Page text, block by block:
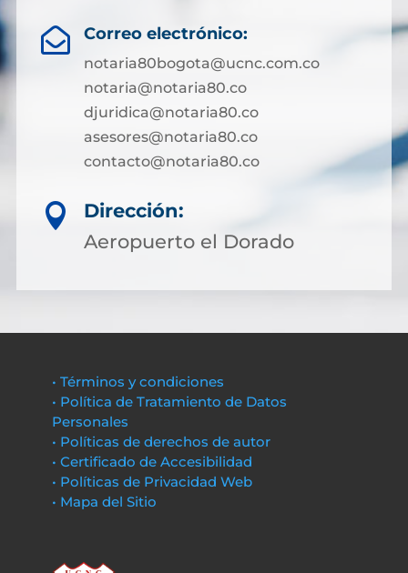
 Correo electrónico:
notaria80bogota@ucnc.com.co
notaria@notaria80.co
djuridica@notaria80.co
asesores@notaria80.co
contacto@notaria80.co ​

Dirección:
Aeropuerto el Dorado
• Términos y condiciones
• Política de Tratamiento de Datos
Personales
• Políticas de derechos de autor
• Certificado de Accesibilidad
• Políticas de Privacidad Web
• Mapa del Sitio